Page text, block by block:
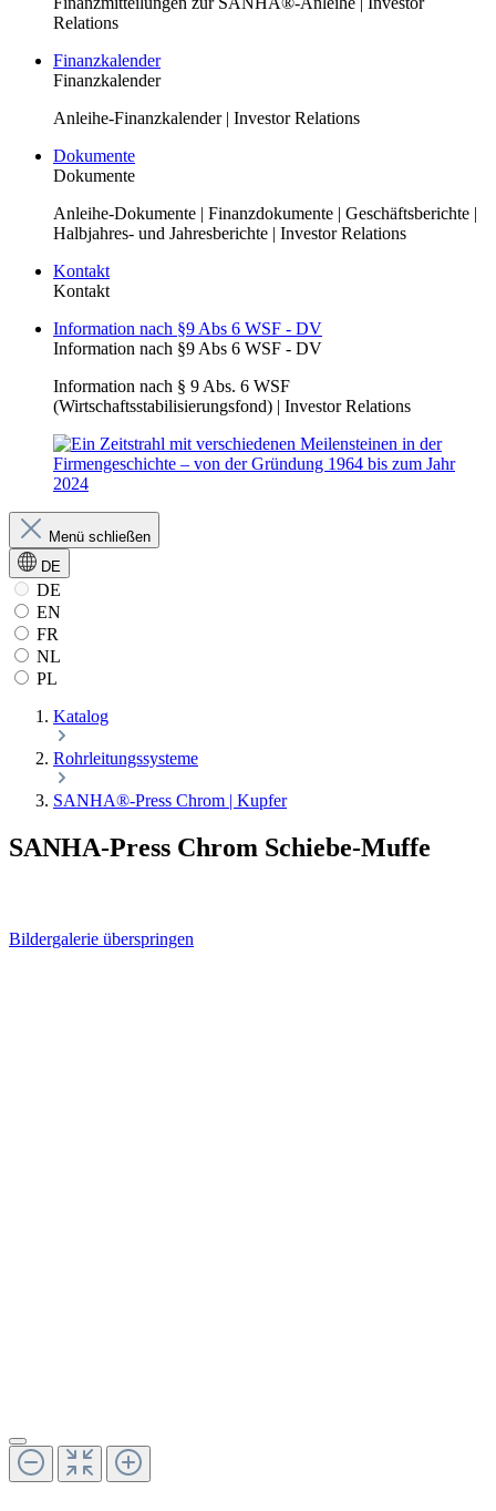
Relations
Finanzkalender
Finanzkalender
Anleihe-Finanzkalender | Investor Relations
Dokumente
Dokumente
Anleihe-Dokumente | Finanzdokumente | Geschäftsberichte |
Halbjahres- und Jahresberichte | Investor Relations
Kontakt
Kontakt
Information nach §9 Abs 6 WSF - DV
Information nach §9 Abs 6 WSF - DV
Information nach § 9 Abs. 6 WSF
(Wirtschaftsstabilisierungsfond) | Investor Relations
Menü schließen
DE
DE
EN
FR
NL
PL
Katalog
Rohrleitungssysteme
SANHA®-Press Chrom | Kupfer
SANHA-Press Chrom Schiebe-Muffe
Bildergalerie überspringen